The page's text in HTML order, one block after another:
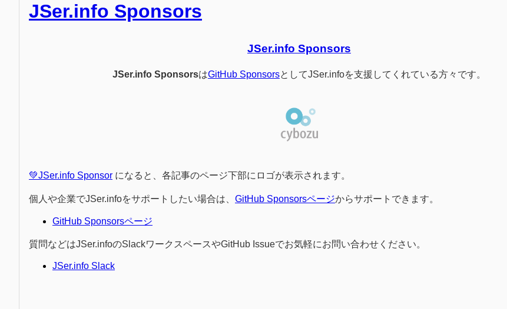
JSer.info Sponsors
JSer.info Sponsors
JSer.info SponsorsはGitHub SponsorsとしてJSer.infoを支援してくれている方々です。
💚JSer.info Sponsor になると、各記事のページ下部にロゴが表示されます。
個人や企業でJSer.infoをサポートしたい場合は、 GitHub Sponsorsページからサポートできます。
GitHub Sponsorsページ
質問などはJSer.infoのSlackワークスペースやGitHub Issueでお気軽にお問い合わせください。
JSer.info Slack